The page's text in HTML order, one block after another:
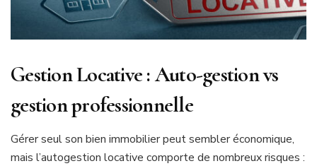
Gestion Locative : Auto-gestion vs
gestion professionnelle
Gérer seul son bien immobilier peut sembler économique,
mais l’autogestion locative comporte de nombreux risques :